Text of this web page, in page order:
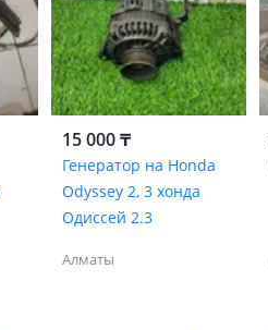
15 000 ₸
Генератор на Honda
Odyssey 2, 3 хонда
Одиссей 2.3
Алматы